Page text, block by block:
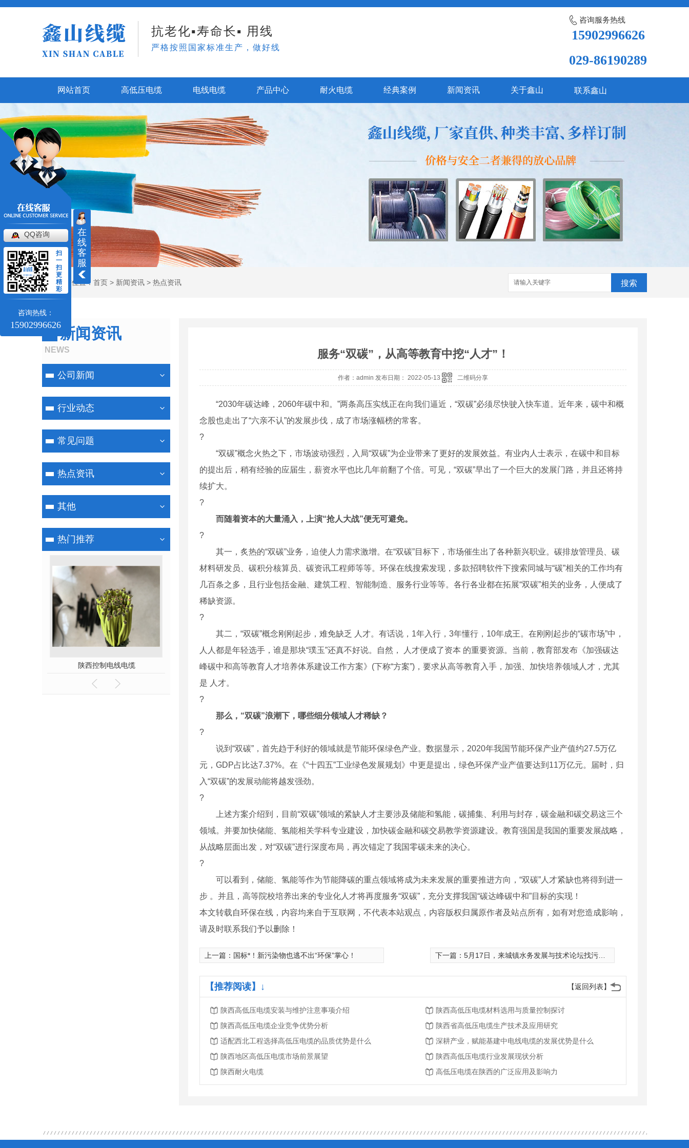
抗老化▪寿命长▪ 用线
严格按照国家标准生产，做好线
咨询服务热线
15902996626
029-86190289
网站首页 高低压电缆 电线电缆 产品中心 耐火电缆 经典案例 新闻资讯 关于鑫山 联系鑫山
当前位置： 首页 > 新闻资讯 > 热点资讯 搜索
新闻资讯
NEWS
公司新闻
行业动态
常见问题
热点资讯
其他
热门推荐
陕西控制电线电缆 陕西高压8.5/15KV 电力电缆 陕西电线电缆
服务“双碳”，从高等教育中挖“人才”！
作者：admin 发布日期： 2022-05-13 二维码分享
“2030年碳达峰，2060年碳中和。”两条高压实线正在向我们逼近，“双碳”必须尽快驶入快车道。近年来，碳中和概
念股也走出了“六亲不认”的发展步伐，成了市场涨幅榜的常客。
?
“双碳”概念火热之下，市场波动强烈，入局“双碳”为企业带来了更好的发展效益。有业内人士表示，在碳中和目标
的提出后，稍有经验的应届生，薪资水平也比几年前翻了个倍。可见，“双碳”早出了一个巨大的发展门路，并且还将持
续扩大。
?
而随着资本的大量涌入，上演“抢人大战”便无可避免。
?
其一，炙热的“双碳”业务，迫使人力需求激增。在“双碳”目标下，市场催生出了各种新兴职业。碳排放管理员、碳
材料研发员、碳积分核算员、碳资讯工程师等等。环保在线搜索发现，多款招聘软件下搜索同城与“碳”相关的工作均有
几百条之多，且行业包括金融、建筑工程、智能制造、服务行业等等。各行各业都在拓展“双碳”相关的业务，人便成了
稀缺资源。
?
其二，“双碳”概念刚刚起步，难免缺乏 人才。有话说，1年入行，3年懂行，10年成王。在刚刚起步的“碳市场”中，
人人都是年轻选手，谁是那块“璞玉”还真不好说。自然， 人才便成了资本 的重要资源。当前，教育部发布《加强碳达
峰碳中和高等教育人才培养体系建设工作方案》(下称“方案”)，要求从高等教育入手，加强、加快培养领域人才，尤其
是 人才。
?
那么，“双碳”浪潮下，哪些细分领域人才稀缺？
?
说到“双碳”，首先趋于利好的领域就是节能环保绿色产业。数据显示，2020年我国节能环保产业产值约27.5万亿
元，GDP占比达7.37%。在《“十四五”工业绿色发展规划》中更是提出，绿色环保产业产值要达到11万亿元。届时，归
入“双碳”的发展动能将越发强劲。
?
上述方案介绍到，目前“双碳”领域的紧缺人才主要涉及储能和氢能，碳捕集、利用与封存，碳金融和碳交易这三个
领域。并要加快储能、氢能相关学科专业建设，加快碳金融和碳交易教学资源建设。教育强国是我国的重要发展战略，
从战略层面出发，对“双碳”进行深度布局，再次锚定了我国零碳未来的决心。
?
可以看到，储能、氢能等作为节能降碳的重点领域将成为未来发展的重要推进方向，“双碳”人才紧缺也将得到进一
步 。并且，高等院校培养出来的专业化人才将再度服务“双碳”，充分支撑我国“碳达峰碳中和”目标的实现！
本文转载自环保在线，内容均来自于互联网，不代表本站观点，内容版权归属原作者及站点所有，如有对您造成影响，
请及时联系我们予以删除！
上一篇： 国标*！新污染物也逃不出“环保”掌心！ 下一篇： 5月17日，来城镇水务发展与技术论坛找污水处理方案！
【返回列表】
【推荐阅读】↓
陕西高低压电缆安装与维护注意事项介绍
陕西高低压电缆材料选用与质量控制探讨
陕西高低压电缆企业竞争优势分析
陕西省高低压电缆生产技术及应用研究
适配西北工程选择高低压电缆的品质优势是什么
深耕产业，赋能基建中电线电缆的发展优势是什么
陕西地区高低压电缆市场前景展望
陕西高低压电缆行业发展现状分析
陕西耐火电缆
高低压电缆在陕西的广泛应用及影响力
在
线
客
服
QQ咨询
扫
一
扫
更
精
彩
咨询热线：
15902996626